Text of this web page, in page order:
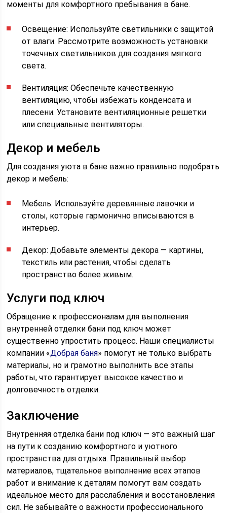
моменты для комфортного пребывания в бане.
Освещение: Используйте светильники с защитой
от влаги. Рассмотрите возможность установки
точечных светильников для создания мягкого
света.
Вентиляция: Обеспечьте качественную
вентиляцию, чтобы избежать конденсата и
плесени. Установите вентиляционные решетки
или специальные вентиляторы.
Декор и мебель
Для создания уюта в бане важно правильно подобрать
декор и мебель:
Мебель: Используйте деревянные лавочки и
столы, которые гармонично вписываются в
интерьер.
Декор: Добавьте элементы декора — картины,
текстиль или растения, чтобы сделать
пространство более живым.
Услуги под ключ
Обращение к профессионалам для выполнения
внутренней отделки бани под ключ может
существенно упростить процесс. Наши специалисты
компании «Добрая баня» помогут не только выбрать
материалы, но и грамотно выполнить все этапы
работы, что гарантирует высокое качество и
долговечность отделки.
Заключение
Внутренняя отделка бани под ключ — это важный шаг
на пути к созданию комфортного и уютного
пространства для отдыха. Правильный выбор
материалов, тщательное выполнение всех этапов
работ и внимание к деталям помогут вам создать
идеальное место для расслабления и восстановления
сил. Не забывайте о важности профессионального